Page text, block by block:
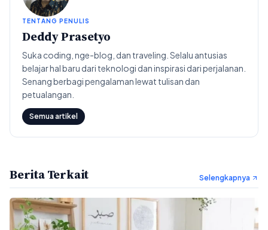
TENTANG PENULIS
Deddy Prasetyo
Suka coding, nge-blog, dan traveling. Selalu antusias
belajar hal baru dari teknologi dan inspirasi dari perjalanan.
Senang berbagi pengalaman lewat tulisan dan
petualangan.
Semua artikel
Berita Terkait Selengkapnya